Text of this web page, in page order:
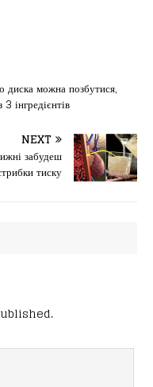
диска можна позбутися,
інгредієнтів
NEXT
забудеш
тиску